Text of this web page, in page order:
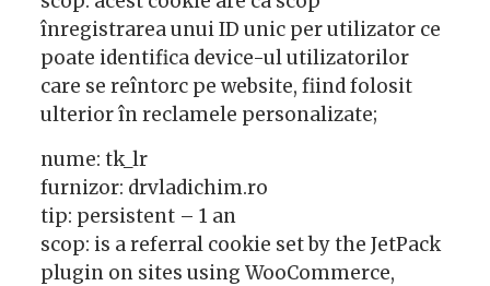
înregistrarea unui ID unic per utilizator ce
poate identifica device-ul utilizatorilor
care se reîntorc pe website, fiind folosit
ulterior în reclamele personalizate;
nume: tk_lr
furnizor: drvladichim.ro
tip: persistent – 1 an
scop: is a referral cookie set by the JetPack
plugin on sites using WooCommerce,